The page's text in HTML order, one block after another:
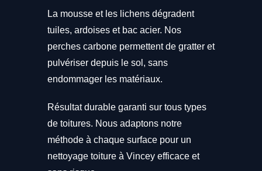
La mousse et les lichens dégradent
tuiles, ardoises et bac acier. Nos
perches carbone permettent de gratter et
pulvériser depuis le sol, sans
endommager les matériaux.
Résultat durable garanti sur tous types
de toitures. Nous adaptons notre
méthode à chaque surface pour un
nettoyage toiture à Vincey efficace et